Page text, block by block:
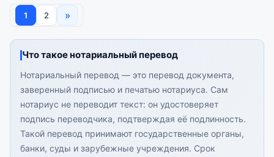
1 2 »
Что такое нотариальный перевод
Нотариальный перевод — это перевод документа,
заверенный подписью и печатью нотариуса. Сам
нотариус не переводит текст: он удостоверяет
подпись переводчика, подтверждая её подлинность.
Такой перевод принимают государственные органы,
банки, суды и зарубежные учреждения. Срок